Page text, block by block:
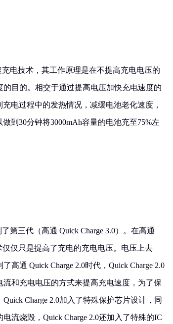
电技术，其工作原理是在不提高充电电压的
目的。相交于通过提高电压加快充电速度的
电过程中的发热情况，减缓电池老化速度，
到30分钟将3000mAh容量的电池充至75%左
第三代（高通 Quick Charge 3.0）。在高通
仅仅只是提高了充电的充电电压。电压上去
高通 Quick Charge 2.0时代，Quick Charge 2.0
和充电电压的方式来提高充电速度，为了保
Charge 2.0加入了特殊保护芯片设计，同
流烧毁，Quick Charge 2.0还加入了特殊的IC